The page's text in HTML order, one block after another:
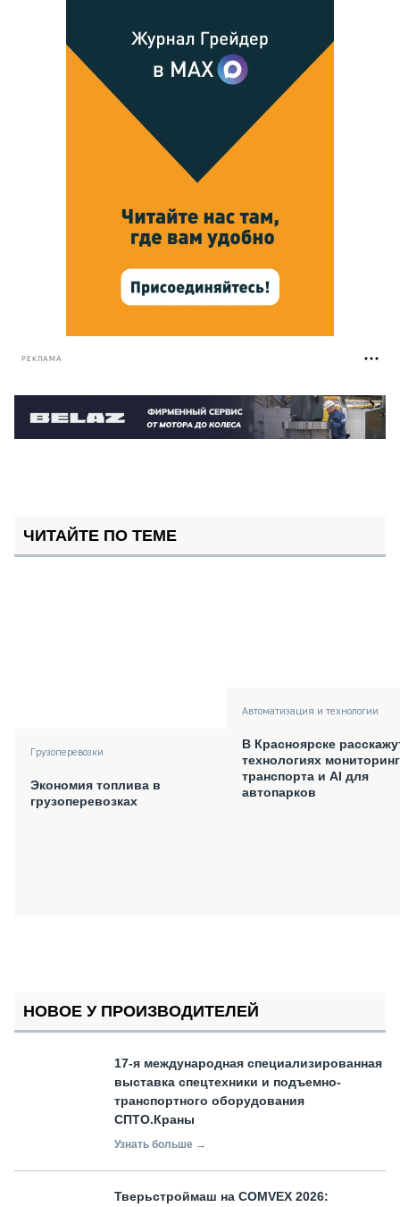
РЕКЛАМА
ЧИТАЙТЕ ПО ТЕМЕ
Грузоперевозки
Экономия топлива в
грузоперевозках
Автоматизация и технологии
В Красноярске
технологиях
транспорта и AI для
автопарков
НОВОЕ У ПРОИЗВОДИТЕЛЕЙ
17-я международная специализированная
выставка спецтехники и подъемно-
транспортного оборудования
СПТО.Краны
Узнать больше →
Тверьстроймаш на COMVEX 2026: